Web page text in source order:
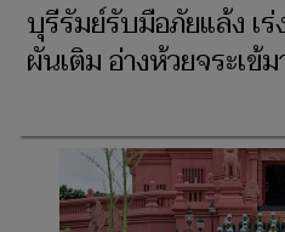
บุรีรัมย์รับมือภัยแล้ง เ
ผันเติม อ่างห้วยจระเข้